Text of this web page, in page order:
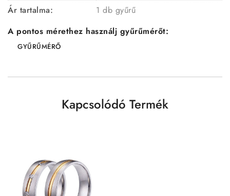
Ár tartalma:
1 db gyűrű
A pontos mérethez használj gyűrűmérőt:
GYŰRŰMÉRŐ
Kapcsolódó Termék